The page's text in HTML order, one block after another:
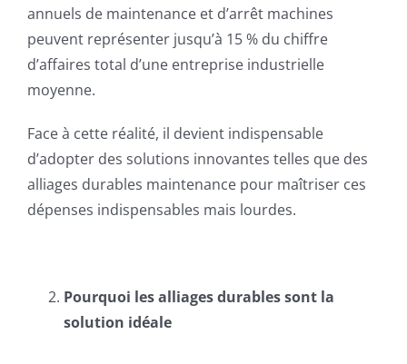
annuels de maintenance et d’arrêt machines
peuvent représenter jusqu’à 15 % du chiffre
d’affaires total d’une entreprise industrielle
moyenne.
Face à cette réalité, il devient indispensable
d’adopter des solutions innovantes telles que des
alliages durables maintenance pour maîtriser ces
dépenses indispensables mais lourdes.
Pourquoi les alliages durables sont la
solution idéale